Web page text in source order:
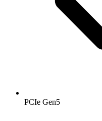
PCIe Gen5